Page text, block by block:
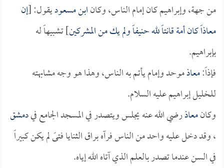
من جهة، وإبراهيم كان إمام الناس، وكانابن مسعوديقول: [إن
معاذاًكان أمة قانتاً لله حنيفاً ولم يك من المشركين] تشبيهاً له
بإبراهيم.
فإذاً:معاذموحد وإمام يأتم به الناس، وهذا هو وجه مشابهته
للخليل إبراهيم عليه السلام.
وكانمعاذرضي الله عنه يجلس ويتصدر في المسجد الجامع فيدمشق
، وقد دخل عليه واحد من الناس فرآه براق الثنايا فتىً لم يكن كبيراً
في السن عندما تصدر بالعلم الذي آتاه الله إياه.